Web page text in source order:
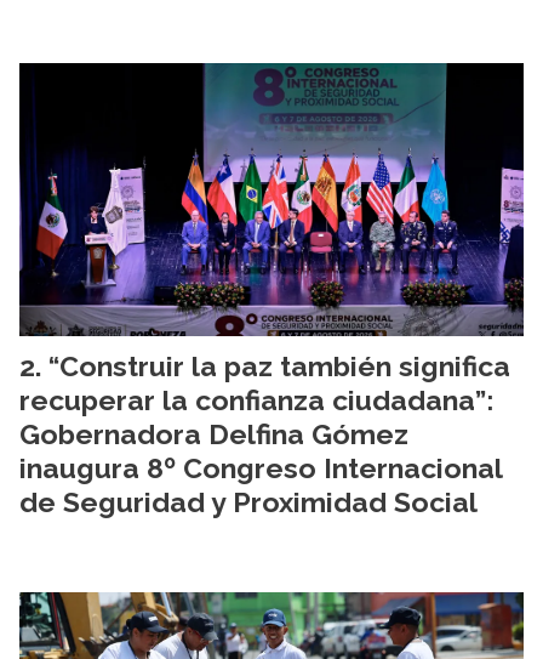
“Construir la paz también significa
recuperar la confianza ciudadana”:
Gobernadora Delfina Gómez
inaugura 8º Congreso Internacional
de Seguridad y Proximidad Social